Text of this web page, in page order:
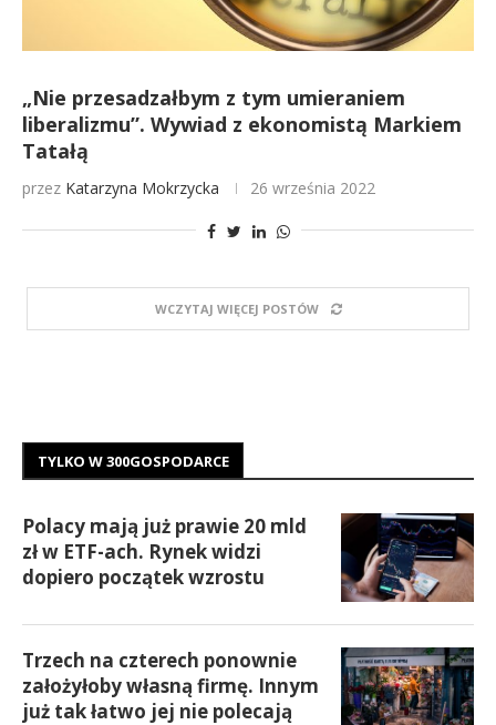
„Nie przesadzałbym z tym umieraniem
liberalizmu”. Wywiad z ekonomistą Markiem
Tatałą
przez Katarzyna Mokrzycka 26 września 2022
WCZYTAJ WIĘCEJ POSTÓW
TYLKO W 300GOSPODARCE
Polacy mają już prawie 20 mld
zł w ETF-ach. Rynek widzi
dopiero początek wzrostu
Trzech na czterech ponownie
założyłoby własną firmę. Innym
już tak łatwo jej nie polecają